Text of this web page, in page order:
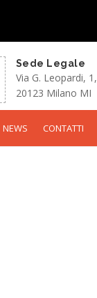
Sede Legale
Via G. Leopardi, 1,
20123 Milano MI
NEWS CONTATTI